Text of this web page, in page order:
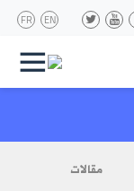
EN
FR
|||
مقالات